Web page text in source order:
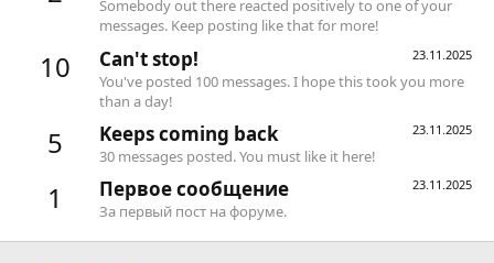
Somebody out there reacted positively to one of your
messages. Keep posting like that for more!
10 23.11.2025
Can't stop!
You've posted 100 messages. I hope this took you more
than a day!
5 23.11.2025
Keeps coming back
30 messages posted. You must like it here!
1 23.11.2025
Первое сообщение
За первый пост на форуме.